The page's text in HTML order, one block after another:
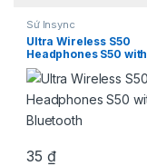
Sứ Insync
Ultra Wireless S50
Headphones S50 with
Bluetooth
35 ₫